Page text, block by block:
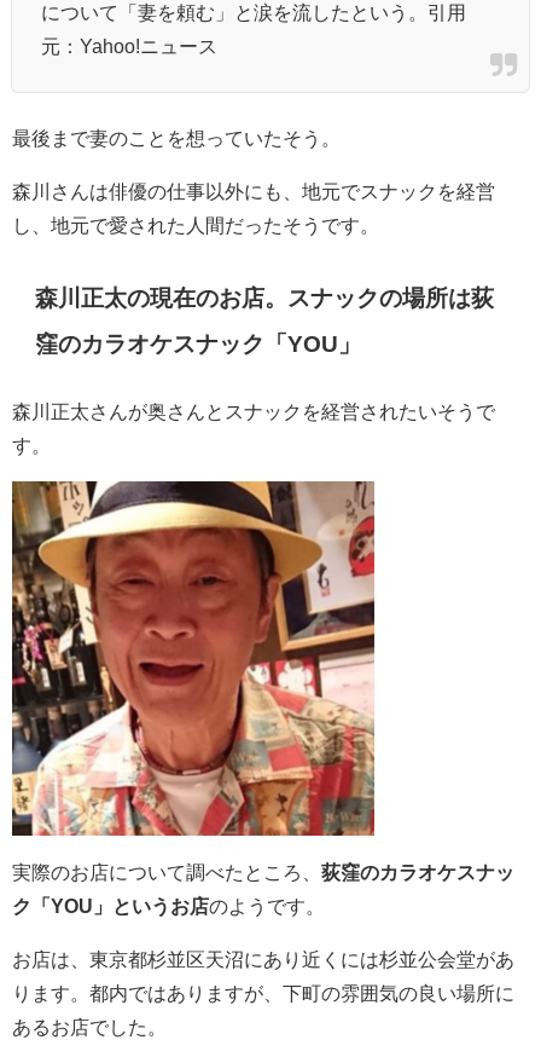
について「妻を頼む」と涙を流したという。引用
元：Yahoo!ニュース
最後まで妻のことを想っていたそう。
森川さんは俳優の仕事以外にも、地元でスナックを経営
し、地元で愛された人間だったそうです。
森川正太の現在のお店。スナックの場所は荻
窪のカラオケスナック「YOU」
森川正太さんが奥さんとスナックを経営されたいそうで
す。
実際のお店について調べたところ、 荻窪のカラオケスナッ
ク「YOU」というお店のようです。
お店は、東京都杉並区天沼にあり近くには杉並公会堂があ
ります。都内ではありますが、下町の雰囲気の良い場所に
あるお店でした。